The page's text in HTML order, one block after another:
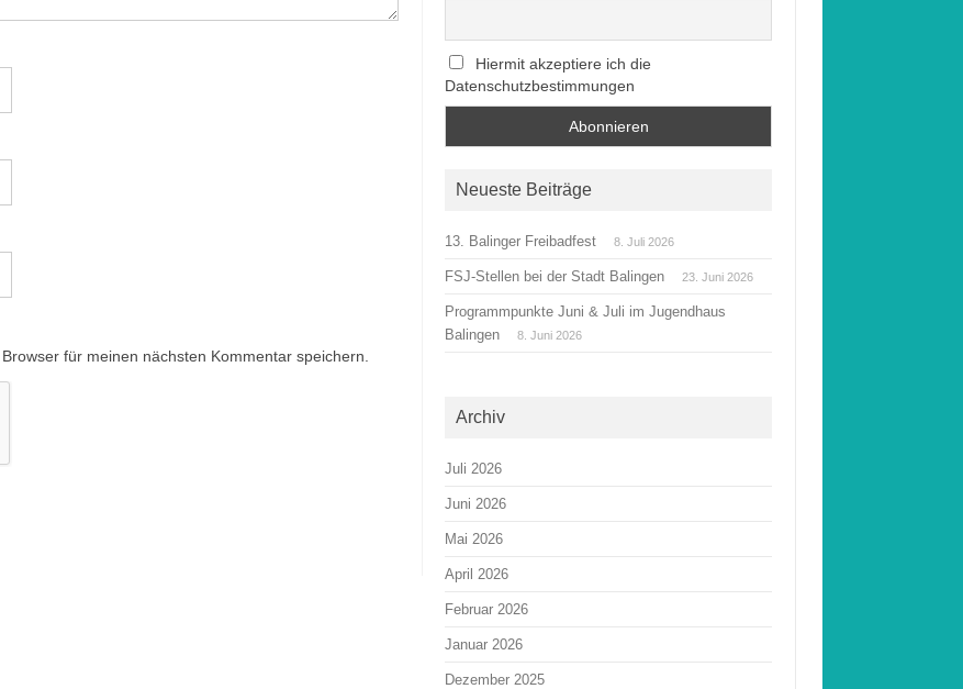
für meinen nächsten Kommentar speichern.
Hiermit akzeptiere ich die
Datenschutzbestimmungen
Neueste Beiträge
13. Balinger Freibadfest 8. Juli 2026
FSJ-Stellen bei der Stadt Balingen 23. Juni 2026
Programmpunkte Juni & Juli im Jugendhaus
Balingen
8. Juni 2026
Archiv
Juli 2026
Juni 2026
Mai 2026
April 2026
Februar 2026
Januar 2026
Dezember 2025